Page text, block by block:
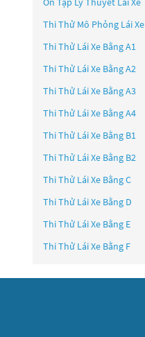
Thi Thử Mô Phỏng Lái Xe
Thi Thử Lái Xe Bằng A1
Thi Thử Lái Xe Bằng A2
Thi Thử Lái Xe Bằng A3
Thi Thử Lái Xe Bằng A4
Thi Thử Lái Xe Bằng B1
Thi Thử Lái Xe Bằng B2
Thi Thử Lái Xe Bằng C
Thi Thử Lái Xe Bằng D
Thi Thử Lái Xe Bằng E
Thi Thử Lái Xe Bằng F